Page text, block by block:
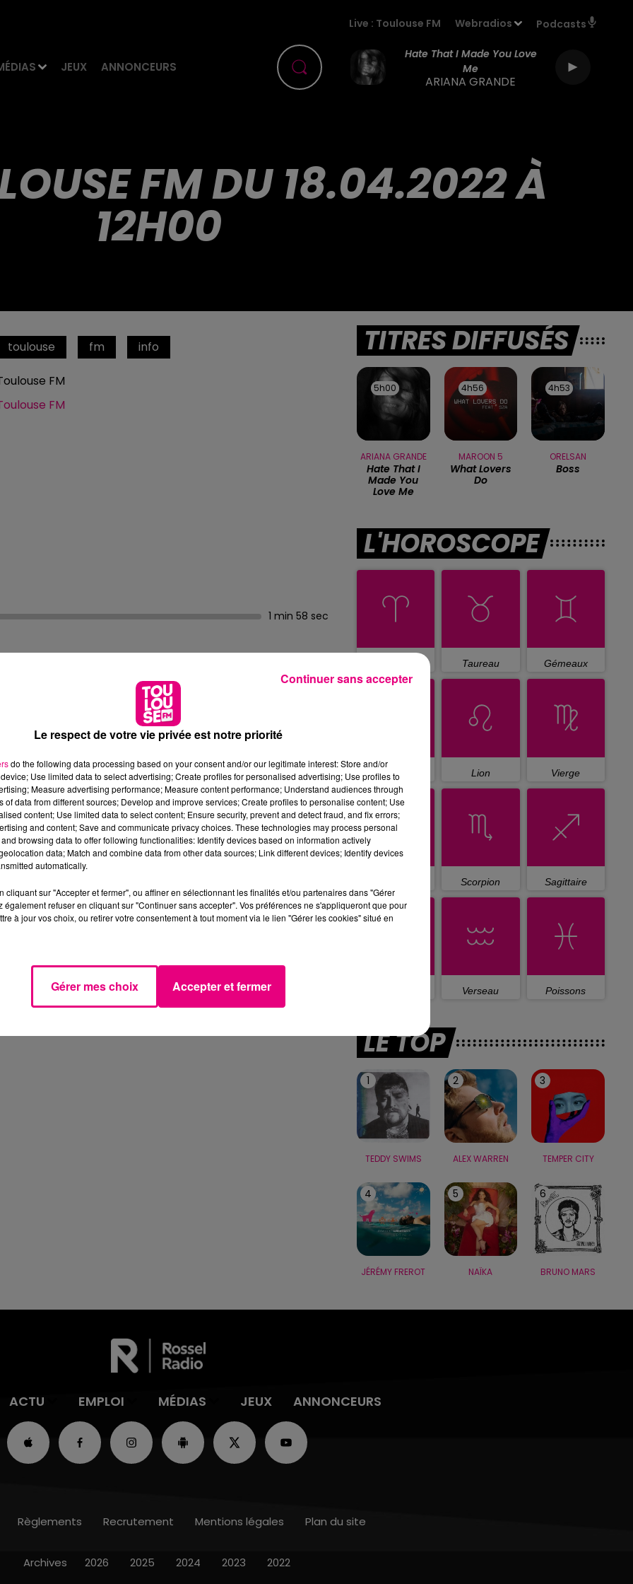
JEUX ANNONCEURS
Live : Toulouse FM Webradios Podcasts
Hate That I Made You Love
Me
ARIANA GRANDE
FM DU 18.04.2022 À
12H00
toulouse fm info
FM
FM
1 min 58 sec
TITRES DIFFUSÉS
5h00
5h00
ARIANA GRANDE
Hate That I
Made You
Love Me
4h56
4h56
MAROON 5
What Lovers
Do
4h53
4h53
ORELSAN
Boss
L'HOROSCOPE
Taureau Gémeaux
Cancer Lion Vierge
Scorpion Sagittaire
Verseau Poissons
LE TOP
1
TEDDY SWIMS
2
ALEX WARREN
3
TEMPER CITY
4
JÉRÉMY FREROT
5
NAÏKA
6
BRUNO MARS
ACTU EMPLOI MÉDIAS JEUX ANNONCEURS
Règlements Recrutement Mentions légales Plan du site
Archives 2026 2025 2024 2023 2022
Le respect de votre vie privée est notre priorité
do the following data processing based on your consent and/or our legitimate interest: Store and/or
Use limited data to select advertising; Create profiles for personalised advertising; Use profiles to
Measure advertising performance; Measure content performance; Understand audiences through
of data from different sources; Develop and improve services; Create profiles to personalise content; Use
content; Use limited data to select content; Ensure security, prevent and detect fraud, and fix errors;
and content; Save and communicate privacy choices. These technologies may process personal
browsing data to offer following functionalities: Identify devices based on information actively
data; Match and combine data from other data sources; Link different devices; Identify devices
automatically.
cliquant sur "Accepter et fermer", ou affiner en sélectionnant les finalités et/ou partenaires dans "Gérer
également refuser en cliquant sur "Continuer sans accepter". Vos préférences ne s'appliqueront que pour
à jour vos choix, ou retirer votre consentement à tout moment via le lien "Gérer les cookies" situé en
Gérer mes choix Accepter et fermer
Continuer sans accepter